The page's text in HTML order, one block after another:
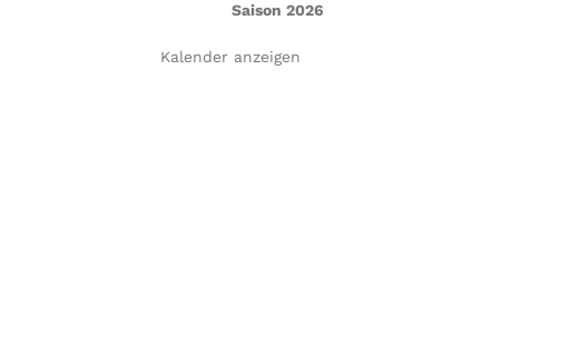
Saison 2026
Kalender anzeigen